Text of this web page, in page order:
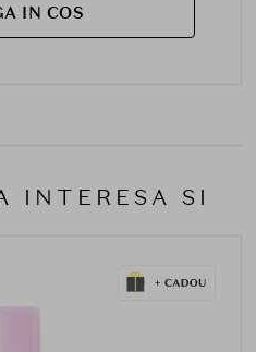
IN COS
INTERESA SI